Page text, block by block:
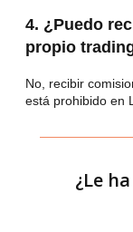
4. ¿Puedo
propio
No, recibir
está prohibido en
¿Le